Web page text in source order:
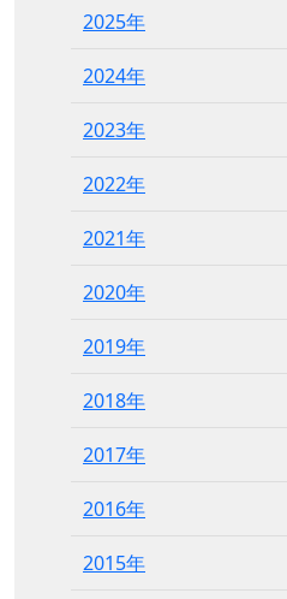
2025年
2024年
2023年
2022年
2021年
2020年
2019年
2018年
2017年
2016年
2015年